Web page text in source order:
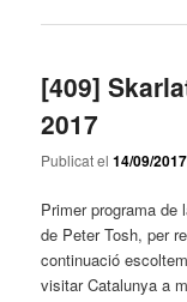
[409]
2017
Publicat el14/09/2017
Primer programa de
de Peter Tosh, per
continuació
visitar Catalunya a